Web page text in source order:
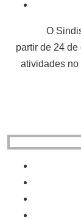
O
partir de 24
atividades no